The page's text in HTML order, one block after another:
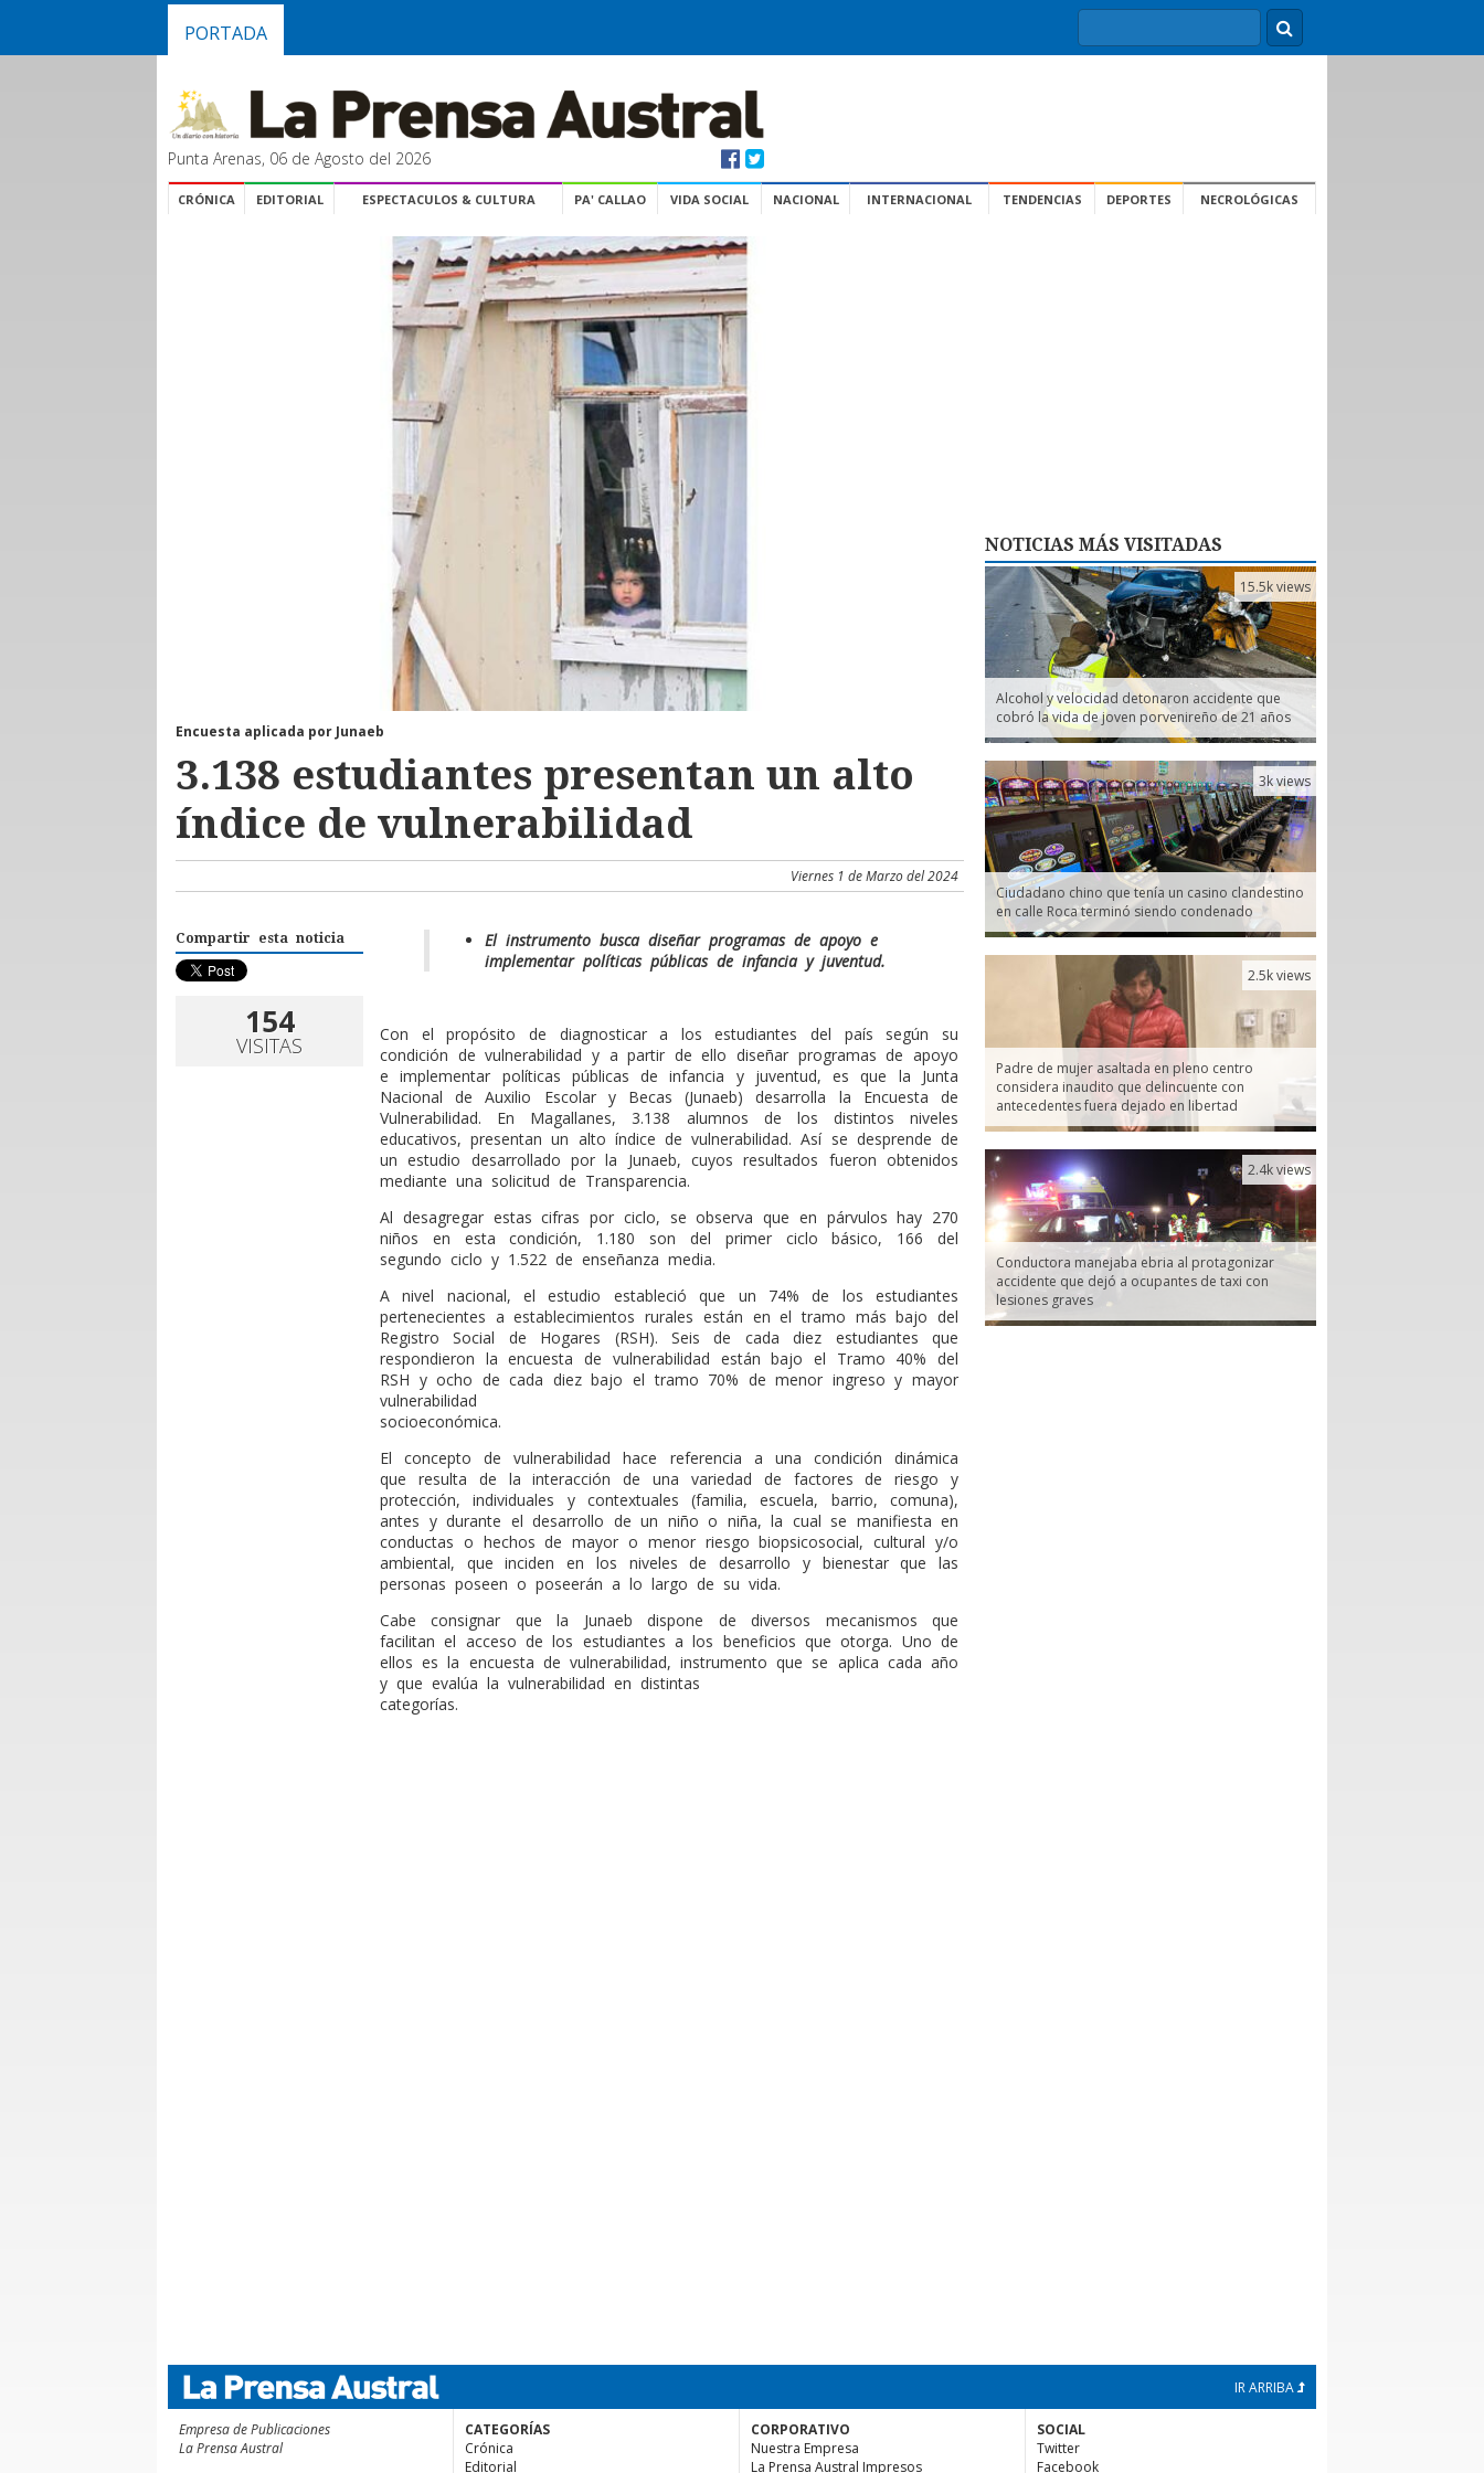
PORTADA
Punta Arenas, 06 de Agosto del 2026
CRÓNICA EDITORIAL ESPECTACULOS & CULTURA PA' CALLAO VIDA SOCIAL NACIONAL INTERNACIONAL TENDENCIAS DEPORTES NECROLÓGICAS
Encuesta aplicada por Junaeb
3.138 estudiantes presentan un alto
índice de vulnerabilidad
Viernes 1 de Marzo del 2024
Compartir esta noticia
154
VISITAS
El instrumento busca diseñar programas de apoyo e
implementar políticas públicas de infancia y juventud.
Con el propósito de diagnosticar a los estudiantes del país según su
condición de vulnerabilidad y a partir de ello diseñar programas de apoyo
e implementar políticas públicas de infancia y juventud, es que la Junta
Nacional de Auxilio Escolar y Becas (Junaeb) desarrolla la Encuesta de
Vulnerabilidad. En Magallanes, 3.138 alumnos de los distintos niveles
educativos, presentan un alto índice de vulnerabilidad. Así se desprende de
un estudio desarrollado por la Junaeb, cuyos resultados fueron obtenidos
mediante una solicitud de Transparencia.
Al desagregar estas cifras por ciclo, se observa que en párvulos hay 270
niños en esta condición, 1.180 son del primer ciclo básico, 166 del
segundo ciclo y 1.522 de enseñanza media.
A nivel nacional, el estudio estableció que un 74% de los estudiantes
pertenecientes a establecimientos rurales están en el tramo más bajo del
Registro Social de Hogares (RSH). Seis de cada diez estudiantes que
respondieron la encuesta de vulnerabilidad están bajo el Tramo 40% del
RSH y ocho de cada diez bajo el tramo 70% de menor ingreso y mayor
vulnerabilidad
socioeconómica.
El concepto de vulnerabilidad hace referencia a una condición dinámica
que resulta de la interacción de una variedad de factores de riesgo y
protección, individuales y contextuales (familia, escuela, barrio, comuna),
antes y durante el desarrollo de un niño o niña, la cual se manifiesta en
conductas o hechos de mayor o menor riesgo biopsicosocial, cultural y/o
ambiental, que inciden en los niveles de desarrollo y bienestar que las
personas poseen o poseerán a lo largo de su vida.
Cabe consignar que la Junaeb dispone de diversos mecanismos que
facilitan el acceso de los estudiantes a los beneficios que otorga. Uno de
ellos es la encuesta de vulnerabilidad, instrumento que se aplica cada año
y que evalúa la vulnerabilidad en distintas
categorías.
NOTICIAS MÁS VISITADAS
Alcohol y velocidad detonaron accidente que
cobró la vida de joven porvenireño de 21 años
15.5k views
Ciudadano chino que tenía un casino clandestino
en calle Roca terminó siendo condenado
3k views
Padre de mujer asaltada en pleno centro
considera inaudito que delincuente con
antecedentes fuera dejado en libertad
2.5k views
Conductora manejaba ebria al protagonizar
accidente que dejó a ocupantes de taxi con
lesiones graves
2.4k views
IR ARRIBA
Empresa de Publicaciones
La Prensa Austral
CATEGORÍAS
Crónica
Editorial
CORPORATIVO
Nuestra Empresa
La Prensa Austral Impresos
SOCIAL
Twitter
Facebook